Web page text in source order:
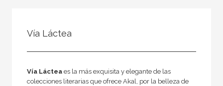
Ciencias humanas y sociales
Filosofía
General
Vía Láctea
Vía Láctea es la más exquisita y elegante de las
colecciones literarias que ofrece Akal, por la belleza de